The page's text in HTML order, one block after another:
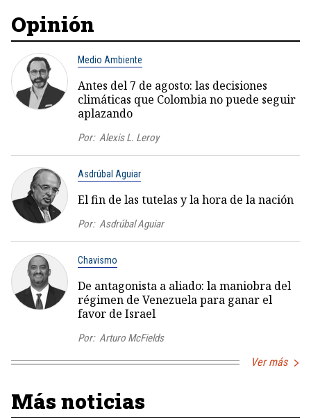
Opinión
Medio Ambiente
Antes del 7 de agosto: las decisiones
climáticas que Colombia no puede seguir
aplazando
Por: Alexis L. Leroy
Asdrúbal Aguiar
El fin de las tutelas y la hora de la nación
Por: Asdrúbal Aguiar
Chavismo
De antagonista a aliado: la maniobra del
régimen de Venezuela para ganar el
favor de Israel
Por: Arturo McFields
Ver más
Más noticias